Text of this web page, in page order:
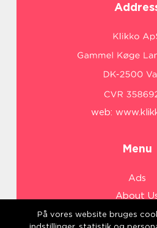
web:
Menu
Ads
About
Cookies
På vores website bruges